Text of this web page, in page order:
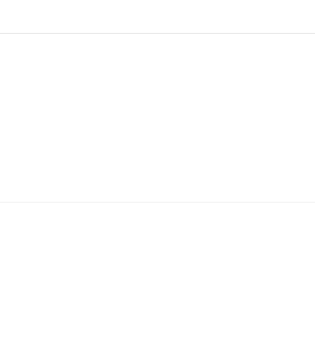
с нов дизайн в розово злато и
за равномерно нанасяне. От друга
от течната текстура под очите
ъгъл. След това нежно